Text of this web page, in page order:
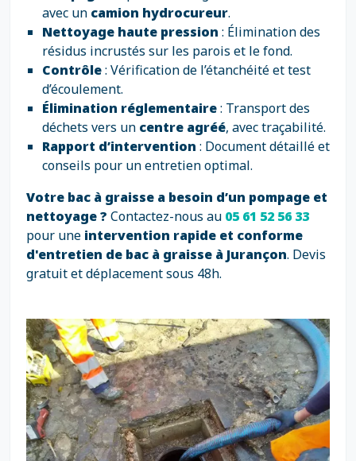
avec un camion hydrocureur.
Nettoyage haute pression : Élimination des
résidus incrustés sur les parois et le fond.
Contrôle: Vérification de l’étanchéité et test
d’écoulement.
Élimination réglementaire: Transport des
déchets vers un centre agréé, avec traçabilité.
Rapport d’intervention : Document détaillé et
conseils pour un entretien optimal.
Votre bac à graisse a besoin d’un pompage et
nettoyage ? Contactez-nous au 05 61 52 56 33
pour une intervention rapide et conforme
d'entretien de bac à graisse à Jurançon. Devis
gratuit et déplacement sous 48h.